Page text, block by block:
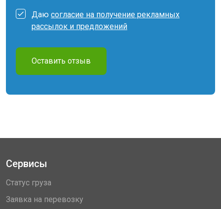
Даю согласие на получение рекламных
рассылок и предложений
Оставить отзыв
Сервисы
Статус груза
Заявка на перевозку